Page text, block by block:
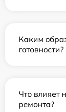
Каким
готовности?
Что влияет
ремонта?